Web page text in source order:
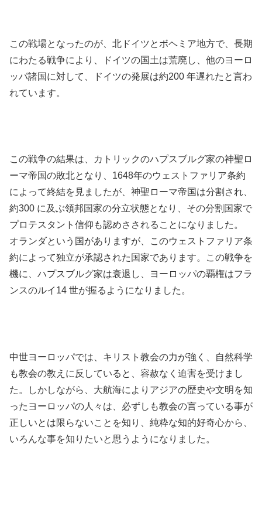
この戦場となったのが、北ドイツとボヘミア地方で、長期
にわたる戦争により、ドイツの国土は荒廃し、他のヨーロ
ッパ諸国に対して、ドイツの発展は約200 年遅れたと言わ
れています。
この戦争の結果は、カトリックのハプスブルグ家の神聖ロ
ーマ帝国の敗北となり、1648年のウェストファリア条約
によって終結を見ましたが、神聖ローマ帝国は分割され、
約300 に及ぶ領邦国家の分立状態となり、その分割国家で
プロテスタント信仰も認めさされることになりました。
オランダという国がありますが、このウェストファリア条
約によって独立が承認された国家であります。この戦争を
機に、ハプスブルグ家は衰退し、ヨーロッパの覇権はフラ
ンスのルイ14 世が握るようになりました。
中世ヨーロッパでは、キリスト教会の力が強く、自然科学
も教会の教えに反していると、容赦なく迫害を受けまし
た。しかしながら、大航海によりアジアの歴史や文明を知
ったヨーロッパの人々は、必ずしも教会の言っている事が
正しいとは限らないことを知り、純粋な知的好奇心から、
いろんな事を知りたいと思うようになりました。